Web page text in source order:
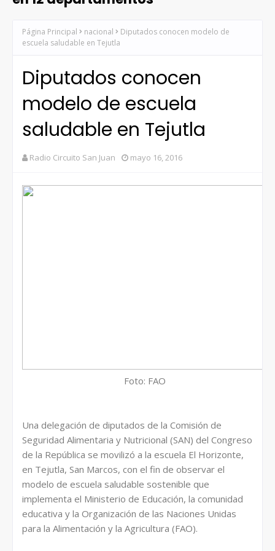
Página Principal nacional
Diputados conocen modelo de
escuela saludable en Tejutla
Diputados conocen
modelo de escuela
saludable en Tejutla
Radio Circuito San Juan mayo 16, 2016
Foto: FAO
Una delegación de diputados de la Comisión de
Seguridad Alimentaria y Nutricional (SAN) del Congreso
de la República se movilizó a la escuela El Horizonte,
en Tejutla, San Marcos, con el fin de observar el
modelo de escuela saludable sostenible que
implementa el Ministerio de Educación, la comunidad
educativa y la Organización de las Naciones Unidas
para la Alimentación y la Agricultura (FAO).